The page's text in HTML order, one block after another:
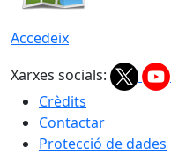
Accedeix
Xarxes socials:
Crèdits
Contactar
Protecció de dades